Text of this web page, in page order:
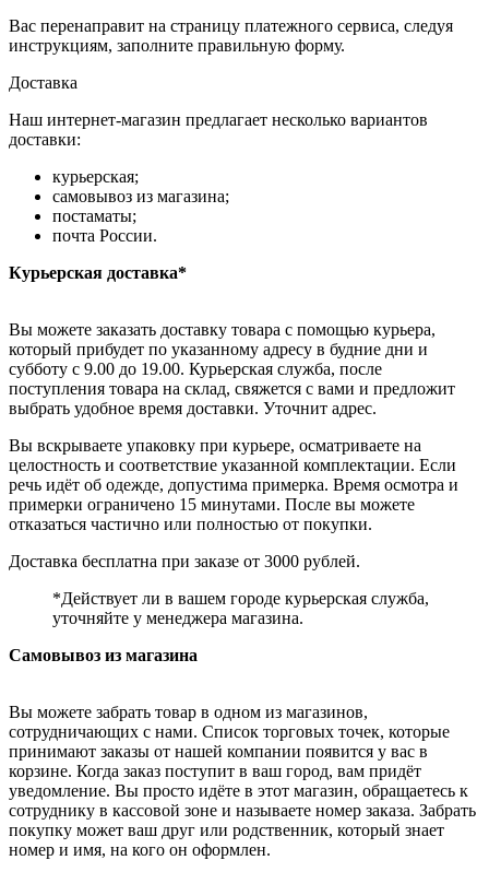
Вас перенаправит на страницу платежного сервиса, следуя
инструкциям, заполните правильную форму.
Доставка
Наш интернет-магазин предлагает несколько вариантов
доставки:
курьерская;
самовывоз из магазина;
постаматы;
почта России.
Курьерская доставка*
Вы можете заказать доставку товара с помощью курьера,
который прибудет по указанному адресу в будние дни и
субботу с 9.00 до 19.00. Курьерская служба, после
поступления товара на склад, свяжется с вами и предложит
выбрать удобное время доставки. Уточнит адрес.
Вы вскрываете упаковку при курьере, осматриваете на
целостность и соответствие указанной комплектации. Если
речь идёт об одежде, допустима примерка. Время осмотра и
примерки ограничено 15 минутами. После вы можете
отказаться частично или полностью от покупки.
Доставка бесплатна при заказе от 3000 рублей.
*Действует ли в вашем городе курьерская служба,
уточняйте у менеджера магазина.
Самовывоз из магазина
Вы можете забрать товар в одном из магазинов,
сотрудничающих с нами. Список торговых точек, которые
принимают заказы от нашей компании появится у вас в
корзине. Когда заказ поступит в ваш город, вам придёт
уведомление. Вы просто идёте в этот магазин, обращаетесь к
сотруднику в кассовой зоне и называете номер заказа. Забрать
покупку может ваш друг или родственник, который знает
номер и имя, на кого он оформлен.